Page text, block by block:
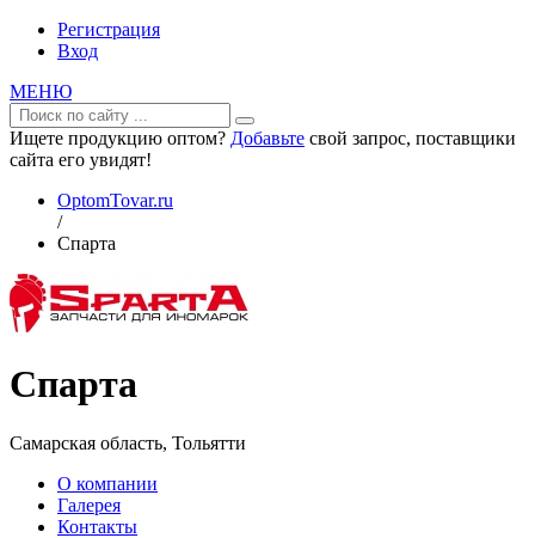
Регистрация
Вход
МЕНЮ
Ищете продукцию оптом? Добавьте свой запрос, поставщики
сайта его увидят!
OptomTovar.ru
/
Спарта
Спарта
Самарская область, Тольятти
О компании
Галерея
Контакты